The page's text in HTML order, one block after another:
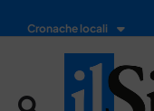
Cronache locali